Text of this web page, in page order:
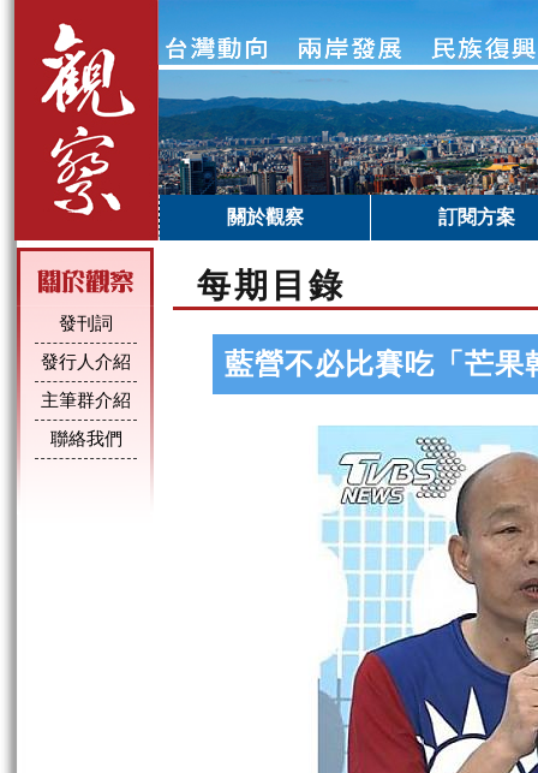
關於觀察 訂閱方案
發刊詞
發行人介紹
主筆群介紹
聯絡我們
每期目錄
藍營不必比賽吃「芒果